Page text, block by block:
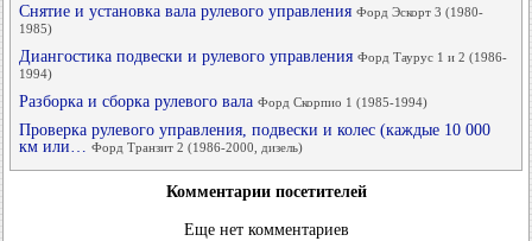
Снятие и установка вала рулевого управления Форд Эскорт 3 (1980-
1985)
Диангостика подвески и рулевого управления Форд Таурус 1 и 2 (1986-
1994)
Разборка и сборка рулевого вала Форд Скорпио 1 (1985-1994)
Проверка рулевого управления, подвески и колес (каждые 10 000
км или…
Форд Транзит 2 (1986-2000, дизель)
Комментарии посетителей
Еще нет комментариев